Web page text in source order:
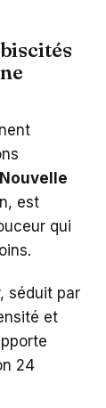
est
qui
séduit par
et
24